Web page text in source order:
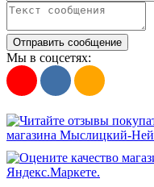
Отправить сообщение
Мы в соцсетях: